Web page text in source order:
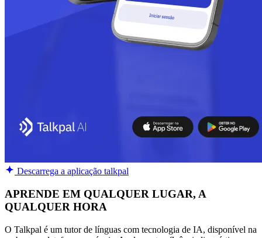
Descarrega a aplicação talkpal
APRENDE EM QUALQUER LUGAR, A
QUALQUER HORA
O Talkpal é um tutor de línguas com tecnologia de IA, disponível na